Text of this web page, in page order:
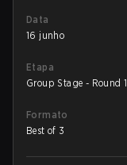
Data
16 junho
Etapa
Group Stage - Round 1
Formato
Best of 3